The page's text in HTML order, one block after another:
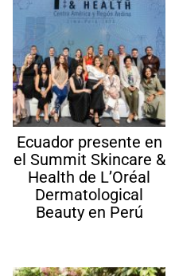
Ecuador presente en
el Summit Skincare &
Health de L’Oréal
Dermatological
Beauty en Perú